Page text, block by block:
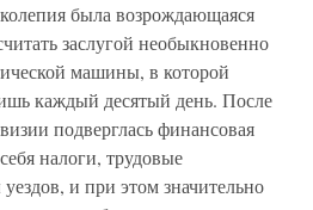
была возрождающаяся
заслугой необыкновенно
машины, в которой
каждый десятый день. После
подверглась финансовая
налоги, трудовые
и при этом значительно